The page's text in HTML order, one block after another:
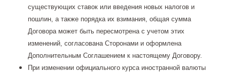
существующих ставок или введения новых налогов и
пошлин, а также порядка их взимания, общая сумма
Договора может быть пересмотрена с учетом этих
изменений, согласована Сторонами и оформлена
Дополнительным Соглашением к настоящему Договору.
При изменении официального курса иностранной валюты